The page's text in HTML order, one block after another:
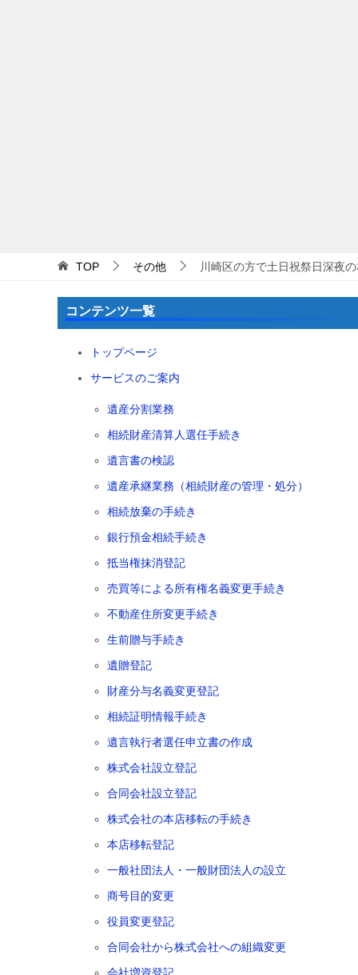
TOP その他 川崎区の方で土日祝祭日深夜
コンテンツ一覧
トップページ
サービスのご案内
遺産分割業務
相続財産清算人選任手続き
遺言書の検認
遺産承継業務（相続財産の管理・処分）
相続放棄の手続き
銀行預金相続手続き
抵当権抹消登記
売買等による所有権名義変更手続き
不動産住所変更手続き
生前贈与手続き
遺贈登記
財産分与名義変更登記
相続証明情報手続き
遺言執行者選任申立書の作成
株式会社設立登記
合同会社設立登記
株式会社の本店移転の手続き
本店移転登記
一般社団法人・一般財団法人の設立
商号目的変更
役員変更登記
合同会社から株式会社への組織変更
会社増資登記